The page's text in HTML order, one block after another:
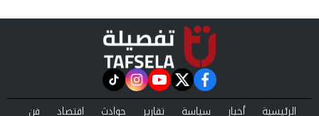
facebook
twitter
youtube
instagram
tiktok
الرئيسية أخبار سياسة تقارير حوادث اقتصاد
فن